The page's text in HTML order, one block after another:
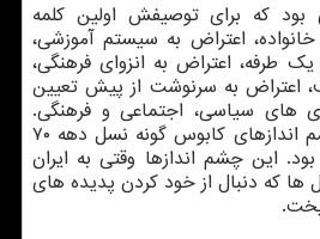
که برای توصیفش اولین کلمه
اعتراض به سیستم آموزشی،
طرفه، اعتراض به انزوای فرهنگی،
اعتراض به سرنوشت از پیش تعیین
های سیاسی، اجتماعی و فرهنگی.
دیوار، نمایشگاهی از چشم اندازهای کابوس گونه نسل دهه ۷۰
این چشم اندازها وقتی به ایران
ها که دنبال از خود کردن پدیده های